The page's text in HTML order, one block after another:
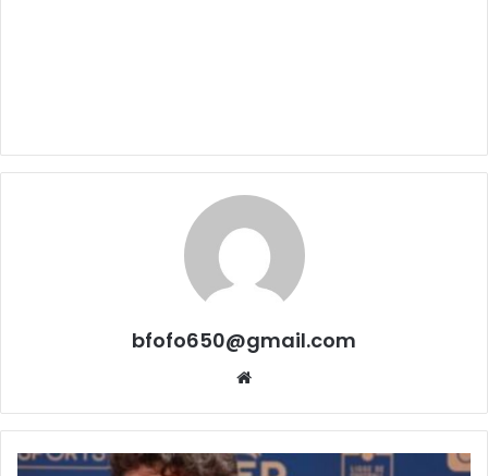
bfofo650@gmail.com
Website